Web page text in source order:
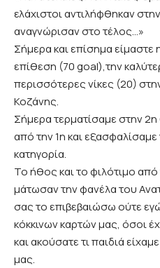
ελάχιστοι αντιλήφθηκαν
αναγνώρισαν στο τέλος…»
Σήμερα και επίσημα είμαστε
επίθεση (70 goal),την
περισσότερες νίκες (20)
Κοζάνης.
Σήμερα τερματίσαμε στην
από την 1η και
κατηγορία.
Τοήθος και το φιλότιμο
μάτωσαν την φανέλα του
σας το επιβεβαιώσω ούτε
κόκκινων καρτών μας, όσοι
και ακούσατε τι παιδιά
μας.